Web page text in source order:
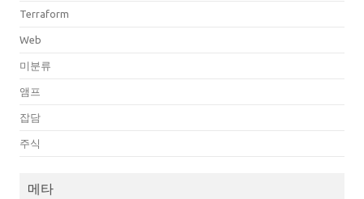
Terraform
Web
미분류
앰프
잡담
주식
메타